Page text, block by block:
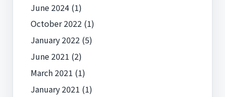
June 2024(1)
October 2022 (1)
January 2022 (5)
June 2021 (2)
March 2021 (1)
January 2021 (1)